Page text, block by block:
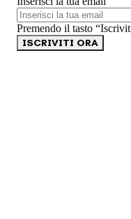
Premendo il tasto
ISCRIVITI ORA